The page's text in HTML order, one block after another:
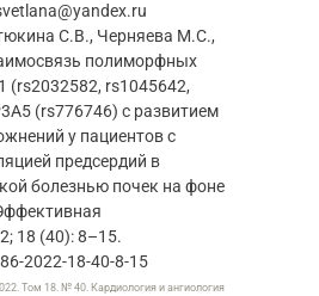
С.В., Черняева М.С.,
полиморфных
(rs2032582, rs1045642,
(rs776746) c развитием
у пациентов с
предсердий в
болезнью почек на фоне
18 (40): 8–15.
2022-18-40-8-15
Том 18. № 40. Кардиология и ангиология